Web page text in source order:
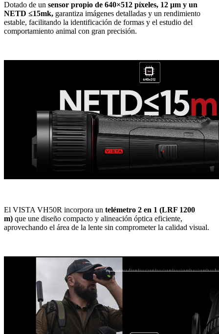
Dotado de un sensor propio de 640×512 píxeles, 12 μm y un
NETD ≤15mk, garantiza imágenes detalladas y un rendimiento
estable, facilitando la identificación de formas y el estudio del
comportamiento animal con gran precisión.
El VISTA VH50R incorpora un telémetro 2 en 1 (LRF 1200
m) que une diseño compacto y alineación óptica eficiente,
aprovechando el área de la lente sin comprometer la calidad visual.